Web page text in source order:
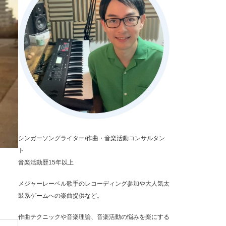
シンガーソングライター/作曲・音楽活動コンサルタン
ト
音楽活動歴15年以上
メジャーレーベル歌手のレコーディング参加や大人気太
鼓系ゲームへの楽曲提供など。
作曲テクニックや音楽理論、音楽活動の悩みを楽にする